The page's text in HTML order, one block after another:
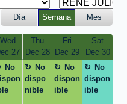
Día Semana Mes
Wed
27
Thu
Dec 28
Fri
Dec 29
Sat
Dec 30
No
No
dispo
nible
No
dispon
ible
No
dispon
ible